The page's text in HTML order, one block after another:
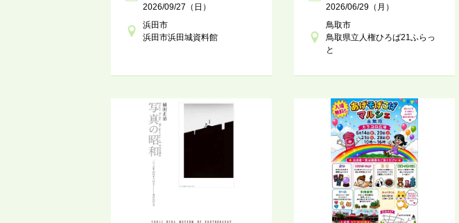
2026/09/27（日）
浜田市
浜田市浜田城資料館
2026/06/29（月）
鳥取市
鳥取県立人権ひろば21ふらっ
と